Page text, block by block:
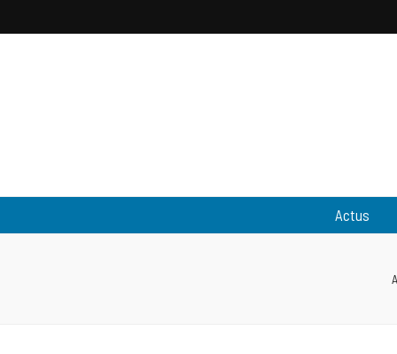
Actus